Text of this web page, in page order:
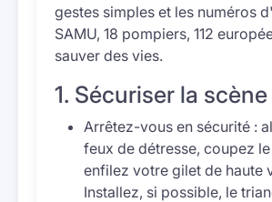
gestes simples et les numéros
SAMU, 18 pompiers, 112
sauver des vies.
1. Sécuriser la scène
Arrêtez-vous en sécurité :
feux de détresse, coupez
enfilez votre gilet de haute
Installez, si possible, le